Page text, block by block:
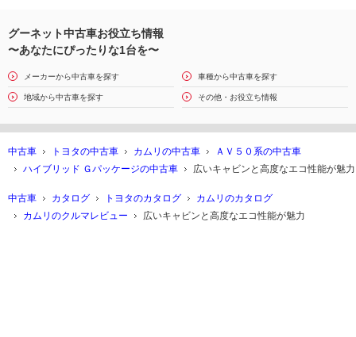
グーネット中古車お役立ち情報
〜あなたにぴったりな1台を〜
メーカーから中古車を探す 車種から中古車を探す
地域から中古車を探す その他・お役立ち情報
中古車 トヨタの中古車 カムリの中古車
ＡＶ５０系の中古車
ハイブリッド Ｇパッケージの中古車
広いキャビンと高度なエコ性能が魅力
中古車 カタログ トヨタのカタログ
カムリのカタログ
カムリのクルマレビュー
広いキャビンと高度なエコ性能が魅力